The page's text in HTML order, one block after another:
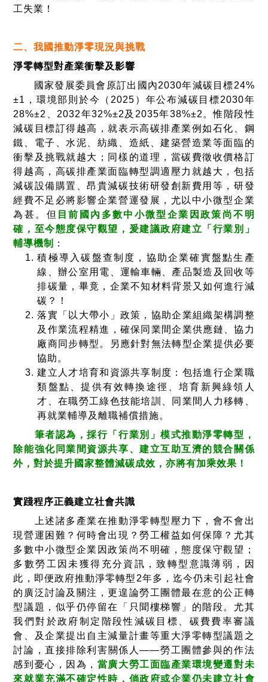
工失業！
二、我國推動淨零現況與挑戰
淨零轉型對產業衝擊及影響
國家發展委員會原訂出國內2030年減碳目標24%
±1 ，環境部則於今（2025）年公布減碳目標2030年
28%±2
2032年32%±2 及 2035年38%±2 。惟階段性
減碳目標訂得越高，就表示高碳排產業例如石化、鋼
鐵、電子、水泥、紡織、造紙、建築營造業等面臨的
衝擊及挑戰就越大；同樣的道理，當碳費徵收價格訂
得越高，高碳排產業面臨轉型調適壓力就越大，包括
減碳設備購置、昂貴減碳技術研發創新費用等，研發
經費不足必將影響企業營運發展，尤以中小微型企業
為甚。但 目前國內多數中小微型企業因政策尚不明
確，至今態度保守觀望，爰建議政府建立「行業別」
輔導機制
：
積極導入碳盤查制度，協助企業確實盤點生產
線、辦公室用電、運輸車輛、產品製造及回收等
排碳量，畢竟，企業不知材料背景又如何進行減
碳？！
落實「以大帶小」政策，協助企業組織架構調整
及作業流程精進，確保同業間企業供應鏈、協力
廠商同步轉型。另應針對無法轉型企業提供必要
協助。
建立人才培育和資源共享制度：包括進行企業職
類盤點、提供有效轉換途徑、培育新興綠領人
才、在職勞工綠色技能培訓、同業間人力移轉、
再就業輔導及離職補償措施。
筆者認為，採行「行業別」模式推動淨零轉型，
除能強化同業間資源共享、建立互助互濟的競合關係
外，對於提升國家整體減碳成效，亦將有加乘效果！
實踐程序正義建立社會共識
上述諸多產業在推動淨零轉型壓力下，會不會出
現營運困難？何時會出現？勞工權益如何保障？尤其
多數中小微型企業因政策尚不明確，態度保守觀望；
多數勞工因未獲得充分資訊，致轉型意識薄弱，因
此，即便政府推動淨零轉型 2年多，迄今仍未引起社會
的廣泛討論及關注，更遑論勞工團體最在意的公正轉
型議題，似乎仍停留在「只聞樓梯響」的階段。尤其
我們對於政府制定階段性減碳目標、碳費費率審議
會、及企業提出自主減量計畫等重大淨零轉型議題之
討論，直接排除利害關係人——勞工團體參與的作法
感到憂心，因為， 當廣大勞工面臨產業環境變遷對未
來就業充滿不確定性時，倘政府或企業仍未建立社會